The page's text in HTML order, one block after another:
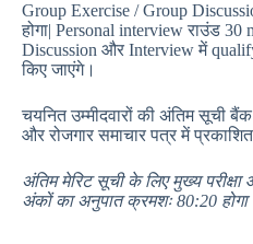
Group Exercise / Group
होगा| Personal interview राउंड 30
Discussion और Interview में
किए जाएंगे।
चयनित उम्मीदवारों की अंतिम सूची
और रोजगार समाचार पत्र में
अंतिममेरिटसूचीकेलिएमुख्यपरीक्षा
अंकोंकाअनुपातक्रमशः 80:20